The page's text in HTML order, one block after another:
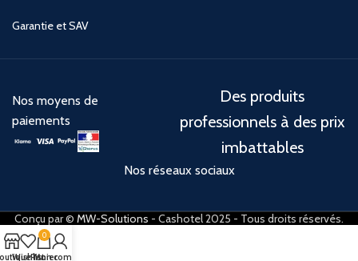
Garantie et SAV
Nos moyens de
paiements
Des produits
professionnels à des prix
imbattables
Nos réseaux sociaux
Conçu par © MW-Solutions - Cashotel 2025 - Tous droits réservés.
Wishlist
0
Panier
Mon compte